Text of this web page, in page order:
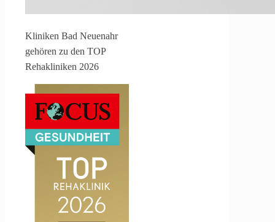
Kliniken Bad Neuenahr
gehören zu den TOP
Rehakliniken 2026